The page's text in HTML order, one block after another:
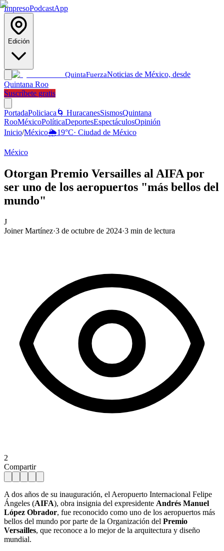
ImpresoPodcastApp
Edición
QuintaFuerzaNoticias de México, desde
Quintana Roo
Suscríbete gratis
PortadaPoliciaca 🌀 HuracanesSismosQuintana
RooMéxicoPolíticaDeportesEspectáculosOpinión
Inicio/México🌦️19°C· Ciudad de México
México
Otorgan Premio Versailles al AIFA por
ser uno de los aeropuertos "más bellos del
mundo"
J
Joiner Martínez·3 de octubre de 2024·3 min de lectura
2
Compartir
A dos años de su inauguración, el Aeropuerto Internacional Felipe
Ángeles (AIFA), obra insignia del expresidente Andrés Manuel
López Obrador, fue reconocido como uno de los aeropuertos más
bellos del mundo por parte de la Organización del Premio
Versailles, que reconoce a lo mejor de la arquitectura y diseño
mundial.